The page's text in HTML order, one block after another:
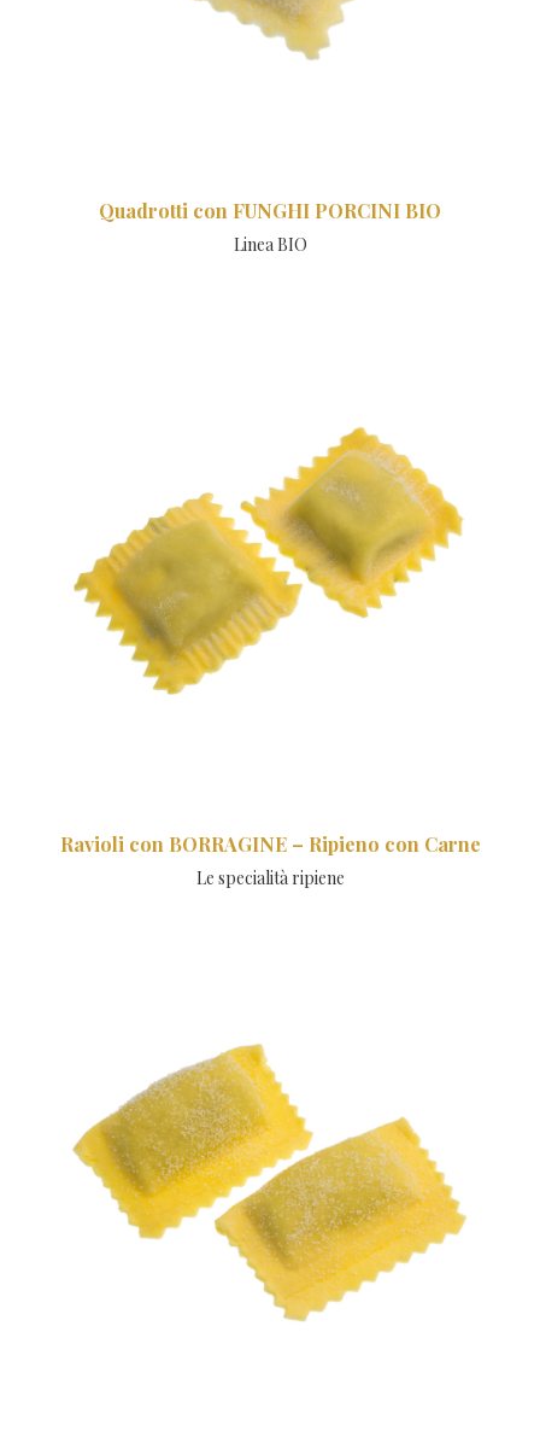
Quadrotti con FUNGHI PORCINI BIO
Linea BIO
Ravioli con BORRAGINE – Ripieno con Carne
Le specialità ripiene